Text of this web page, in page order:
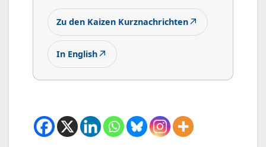
Zu den Kaizen Kurznachrichten↗
In English↗